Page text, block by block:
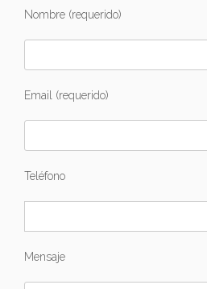
Nombre (requerido)
Email (requerido)
Teléfono
Mensaje